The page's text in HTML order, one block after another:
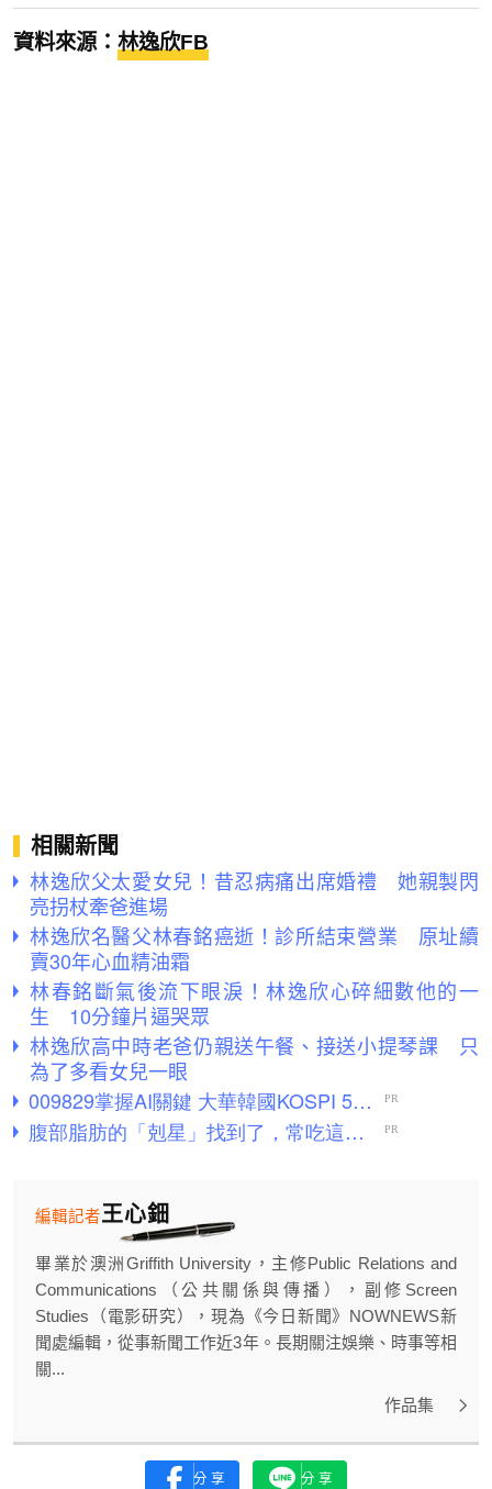
資料來源： 林逸欣FB
相關新聞
林逸欣父太愛女兒！昔忍病痛出席婚禮 她親製閃
亮拐杖牽爸進場
林逸欣名醫父林春銘癌逝！診所結束營業 原址續
賣30年心血精油霜
林春銘斷氣後流下眼淚！林逸欣心碎細數他的一
生 10分鐘片逼哭眾
林逸欣高中時老爸仍親送午餐、接送小提琴課 只
為了多看女兒一眼
王心鈿
編輯記者
畢業於澳洲Griffith University，主修Public Relations and
Communications（公共關係與傳播），副修Screen
Studies（電影研究），現為《今日新聞》NOWNEWS新
聞處編輯，從事新聞工作近3年。長期關注娛樂、時事等相
關...
作品集
分享 分享